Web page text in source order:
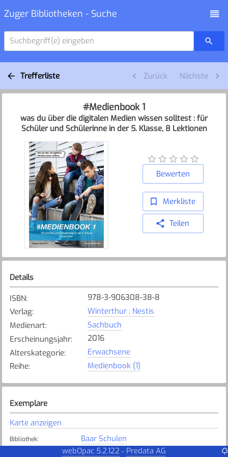
Zuger Bibliotheken - Suche
Suchbegriff(e) eingeben
Trefferliste Zurück Nächste
#Medienbook 1
was du über die digitalen Medien wissen solltest : für
Schüler und Schülerinne in der 5. Klasse, 8 Lektionen
Bewerten
Merkliste
Teilen
Details
ISBN:
978-3-906308-38-8
Verlag:
Winterthur : Nestis
Medienart:
Sachbuch
Erscheinungsjahr:
2016
Alterskategorie:
Erwachsene
Reihe: Medienbook (1)
Exemplare
Karte anzeigen
Bibliothek: Baar Schulen
Nicht verfügbar
webOpac 5.2.122 - Predata AG